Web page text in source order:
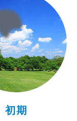
初期